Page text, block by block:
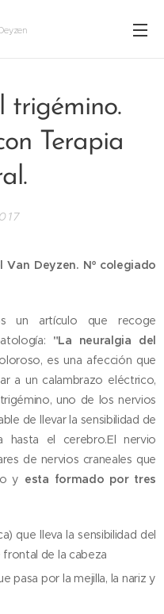
trigémino.
Terapia
Van Deyzen. Nº colegiado
un artículo que recoge
"La neuralgia del
es una afección que
a un calambrazo eléctrico,
uno de los nervios
de llevar la sensibilidad de
el cerebro.El nervio
de nervios craneales que
y esta formado por tres
que lleva la sensibilidad del
de la cabeza
pasa por la mejilla, la nariz y